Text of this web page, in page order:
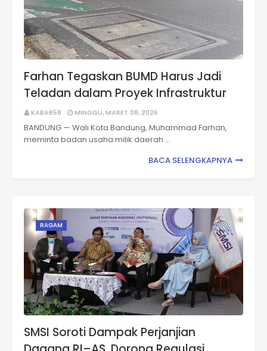
Farhan Tegaskan BUMD Harus Jadi
Teladan dalam Proyek Infrastruktur
KABAR58 MINGGU, MARET 08, 2026
BANDUNG — Wali Kota Bandung, Muhammad Farhan,
meminta badan usaha milik daerah …
BACA SELENGKAPNYA
RAGAM
SMSI Soroti Dampak Perjanjian